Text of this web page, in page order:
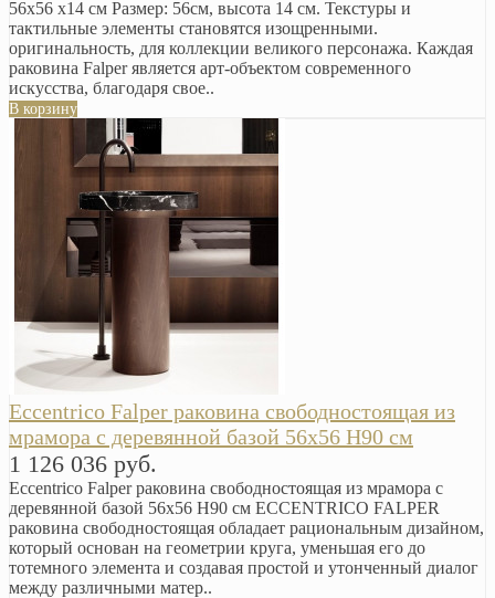
56х56 х14 см Размер: 56см, высота 14 см. Текстуры и
тактильные элементы становятся изощренными.
оригинальность, для коллекции великого персонажа. Каждая
раковина Falper является арт-объектом современного
искусства, благодаря свое..
В корзину
Eccentrico Falper раковина свободностоящая из
мрамора с деревянной базой 56х56 H90 см
1 126 036 руб.
Eccentrico Falper раковина свободностоящая из мрамора с
деревянной базой 56х56 H90 см ECCENTRICO FALPER
раковина свободностоящая обладает рациональным дизайном,
который основан на геометрии круга, уменьшая его до
тотемного элемента и создавая простой и утонченный диалог
между различными матер..